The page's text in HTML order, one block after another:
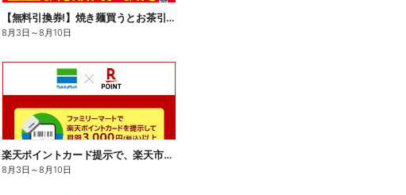
【無料引換券!】焼き麺買うとお茶引換券貰える!
8月3日 ～8月10日
楽天ポイントカード提示で、楽天市場でのお買い物がおトクに!
8月3日 ～8月10日